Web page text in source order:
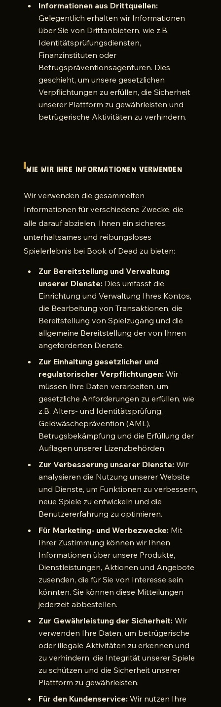
Informationen aus Drittquellen:
Gelegentlich erhalten wir Informationen
über Sie von Drittanbietern, wie z.B.
Identitätsprüfungsdiensten,
Finanzinstituten oder
Betrugspräventionsagenturen. Dies
geschieht, um unsere gesetzlichen
Verpflichtungen zu erfüllen, die Sicherheit
unserer Plattform zu gewährleisten und
betrügerische Aktivitäten zu verhindern.
WIE WIR IHRE INFORMATIONEN VERWENDEN
Wir verwenden die gesammelten
Informationen für verschiedene Zwecke, die
alle darauf abzielen, Ihnen ein sicheres,
unterhaltsames und reibungsloses
Spielerlebnis bei Book of Dead zu bieten:
Zur Bereitstellung und Verwaltung
unserer Dienste: Dies umfasst die
Einrichtung und Verwaltung Ihres Kontos,
die Bearbeitung von Transaktionen, die
Bereitstellung von Spielzugang und die
allgemeine Bereitstellung der von Ihnen
angeforderten Dienste.
Zur Einhaltung gesetzlicher und
regulatorischer Verpflichtungen: Wir
müssen Ihre Daten verarbeiten, um
gesetzliche Anforderungen zu erfüllen, wie
z.B. Alters- und Identitätsprüfung,
Geldwäscheprävention (AML),
Betrugsbekämpfung und die Erfüllung der
Auflagen unserer Lizenzbehörden.
Zur Verbesserung unserer Dienste: Wir
analysieren die Nutzung unserer Website
und Dienste, um Funktionen zu verbessern,
neue Spiele zu entwickeln und die
Benutzererfahrung zu optimieren.
Für Marketing- und Werbezwecke: Mit
Ihrer Zustimmung können wir Ihnen
Informationen über unsere Produkte,
Dienstleistungen, Aktionen und Angebote
zusenden, die für Sie von Interesse sein
könnten. Sie können diese Mitteilungen
jederzeit abbestellen.
Zur Gewährleistung der Sicherheit: Wir
verwenden Ihre Daten, um betrügerische
oder illegale Aktivitäten zu erkennen und
zu verhindern, die Integrität unserer Spiele
zu schützen und die Sicherheit unserer
Plattform zu gewährleisten.
Für den Kundenservice: Wir nutzen Ihre